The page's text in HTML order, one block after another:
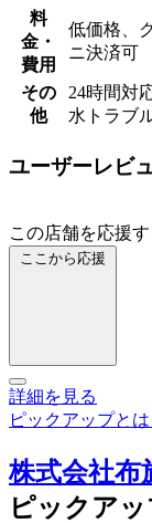
料
金・
費用
低価格、
ニ決済可
その
他
24時間対
水トラブ
ユーザーレビ
この店舗を応援す
ここから応援
詳細を見る
ピックアップとは
株式会社布
ピックア